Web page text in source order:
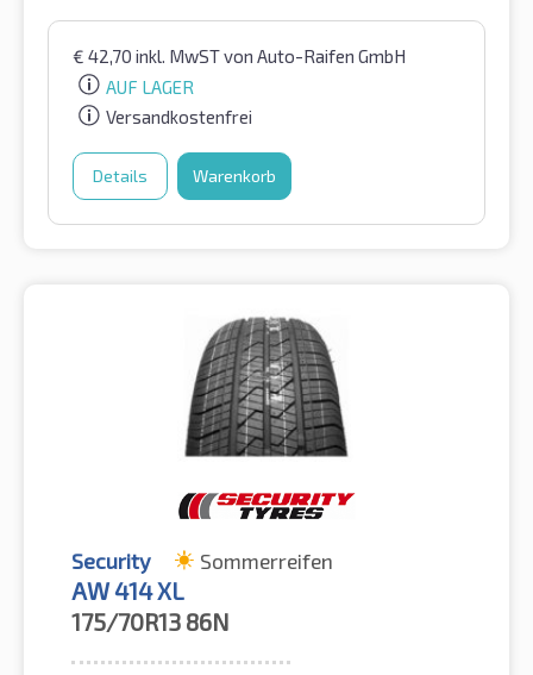
€ 42,70 inkl. MwSTvon Auto-Raifen GmbH
AUF LAGER
Versandkostenfrei
Details Warenkorb
Security Sommerreifen
AW 414 XL
175/70R13 86N